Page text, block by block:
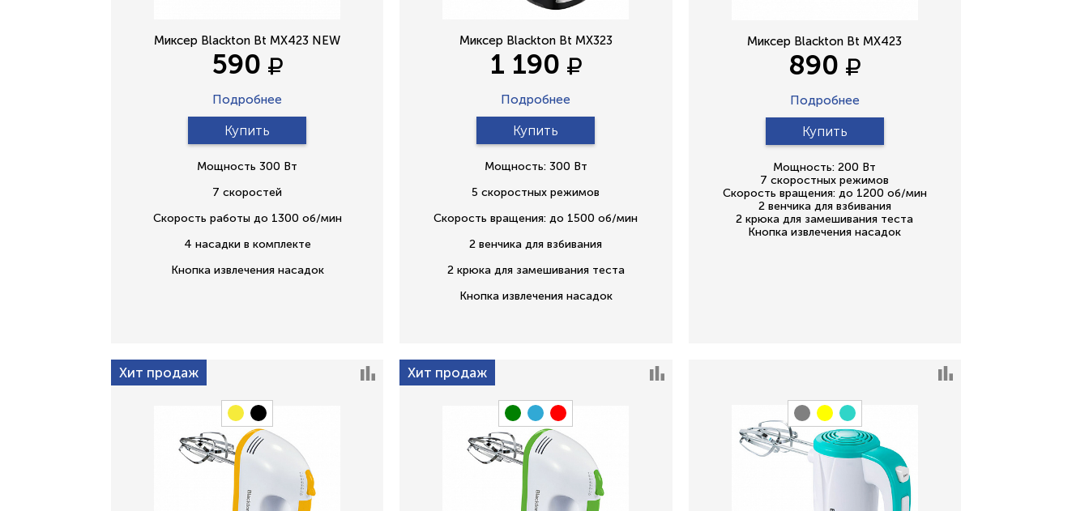
Миксер Blackton Bt MX423 NEW
590
Подробнее
Купить
Мощность 300 Вт
7 скоростей
Скорость работы до 1300 об/мин
4 насадки в комплекте
Кнопка извлечения насадок
Миксер Blackton Bt MX323
1 190
Подробнее
Купить
Мощность: 300 Вт
5 скоростных режимов
Скорость вращения: до 1500 об/мин
2 венчика для взбивания
2 крюка для замешивания теста
Кнопка извлечения насадок
Миксер Blackton Bt MX423
890
Подробнее
Купить
Мощность: 200 Вт
7 скоростных режимов
Скорость вращения: до 1200 об/мин
2 венчика для взбивания
2 крюка для замешивания теста
Кнопка извлечения насадок
Хит продаж Хит продаж